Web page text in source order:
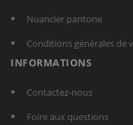
Nuancier pantone
Conditions générales de
INFORMATIONS
Contactez-nous
Foire aux questions